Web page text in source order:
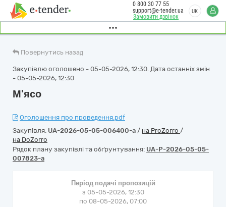
Замовити дзвінок
0 800 30 77 55
support@e-tender.ua
UK
Повернутись назад
Закупівлю оголошено - 05-05-2026, 12:30. Дата останніх змін
- 05-05-2026, 12:30
М'ясо
Оголошення про проведення.pdf
Закупівля: UA-2026-05-05-006400-a / на ProZorro /
на DoZorro
Рядок плану закупівлі та обґрунтування: UA-P-2026-05-05-
007823-a
Період подачі пропозицій
з 05-05-2026, 12:30
по 08-05-2026, 07:00